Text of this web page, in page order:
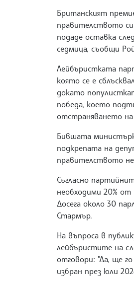
Британският
правителството си
подаде оставка
седмица, съобщи
Лейбъристката
която се е
докато
победа, което
отстраняването
Бившата
подкрепата на
правителството
Съгласно
необходими 20%
Досега около 30
Стармър.
На въпроса в
лейбъристите на
отговори: "Да, ще
избран през юли